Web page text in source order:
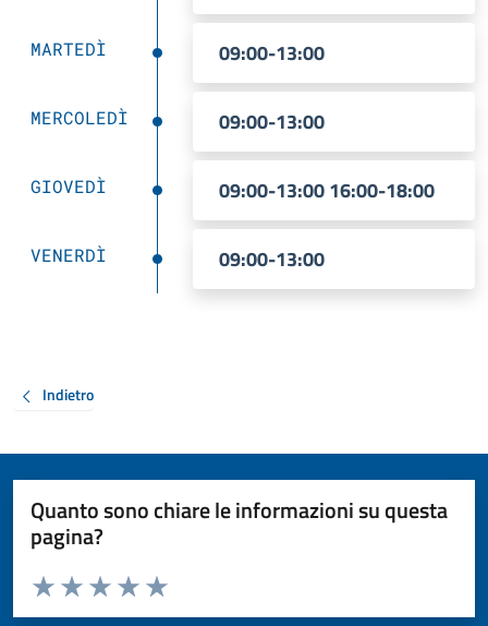
MARTEDÌ 09:00-13:00
MERCOLEDÌ 09:00-13:00
GIOVEDÌ 09:00-13:00 16:00-18:00
VENERDÌ 09:00-13:00
Indietro
Quanto sono chiare le informazioni su questa
pagina?
Valuta da 1 a 5 stelle la pagina
Valuta 5 stelle su 5
Valuta 4 stelle su 5
Valuta 3 stelle su 5
Valuta 2 stelle su 5
Valuta 1 stelle su 5